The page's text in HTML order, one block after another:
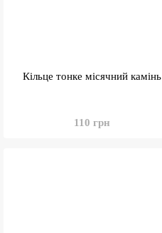
Кільце тонке місячний камінь
110 грн